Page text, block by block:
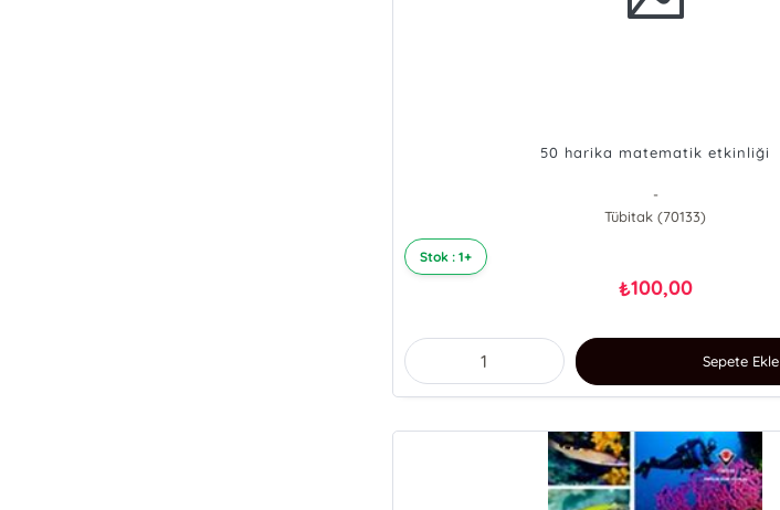
50 harika matematik etkinliği
-
Tübitak (70133)
Stok : 1+
₺100,00
Sepete Ekle